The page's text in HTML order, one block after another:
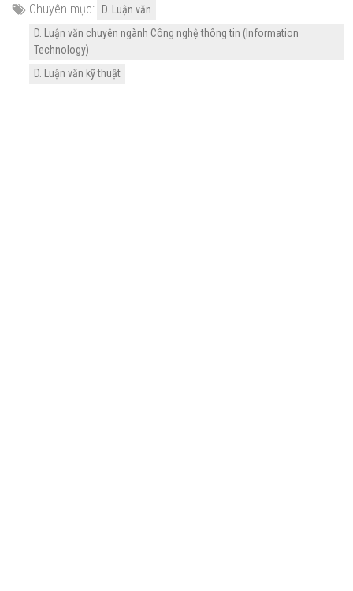
Chuyên mục:
D. Luận văn
D. Luận văn chuyên ngành Công nghệ thông tin (Information
Technology)
D. Luận văn kỹ thuật